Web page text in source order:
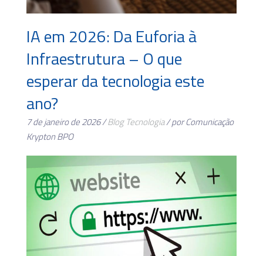
IA em 2026: Da Euforia à
Infraestrutura – O que
esperar da tecnologia este
ano?
7 de janeiro de 2026 /Blog Tecnologia/ por Comunicação
Krypton BPO